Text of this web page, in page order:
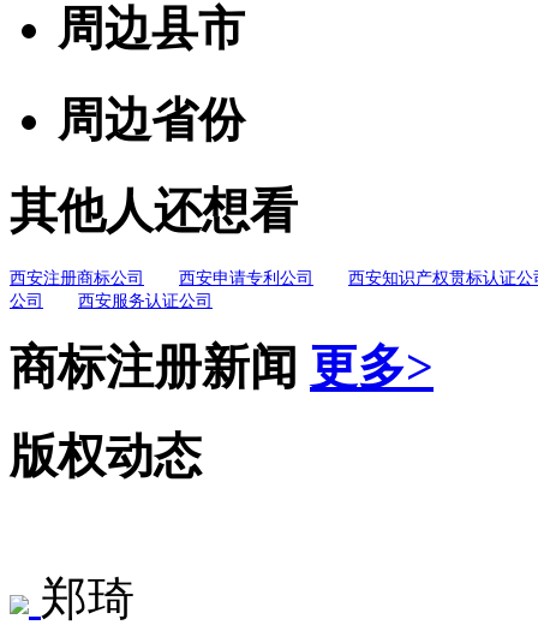
周边县市
周边省份
其他人还想看
西安注册商标公司 西安申请专利公司
西安知识产权贯标认证公
公司
西安服务认证公司
商标注册新闻 更多>
版权动态
郑琦